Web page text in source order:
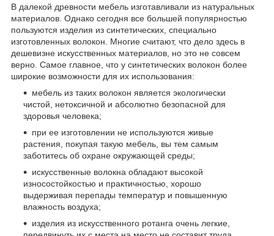
В далекой древности мебель изготавливали из натуральных
материалов. Однако сегодня все большей популярностью
пользуются изделия из синтетических, специально
изготовленных волокон. Многие считают, что дело здесь в
дешевизне искусственных материалов, но это не совсем
верно. Самое главное, что у синтетических волокон более
широкие возможности для их использования:
мебель из таких волокон является экологически
чистой, нетоксичной и абсолютно безопасной для
здоровья человека;
при ее изготовлении не используются живые
растения, покупая такую мебель, вы тем самым
заботитесь об охране окружающей среды;
искусственные волокна обладают высокой
износостойкостью и практичностью, хорошо
выдерживая перепады температур и повышенную
влажность воздуха;
изделия из искусственного ротанга очень легкие,